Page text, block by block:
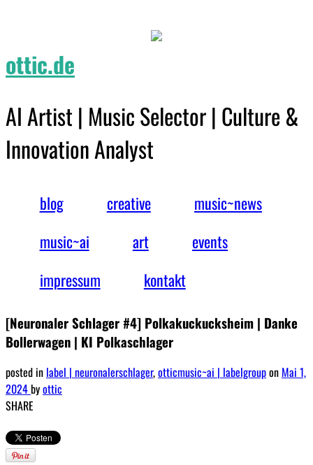
ottic.de
AI Artist | Music Selector | Culture &
Innovation Analyst
blog creative
music~news
music~ai
art
events
impressum
kontakt
[Neuronaler Schlager #4] Polkakuckucksheim | Danke
Bollerwagen | KI Polkaschlager
posted in label | neuronalerschlager,otticmusic~ai | labelgroupon Mai 1,
2024byottic
SHARE